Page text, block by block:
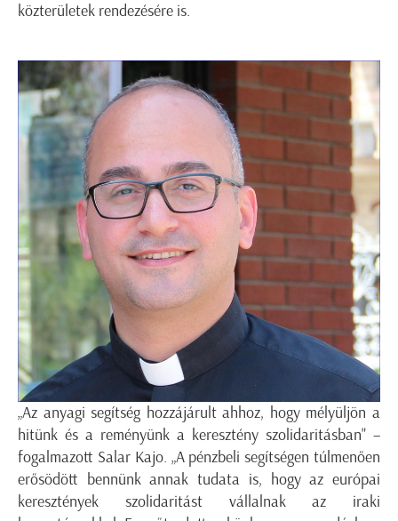
közterületek rendezésére is.
„Az anyagi segítség hozzájárult ahhoz, hogy mélyüljön a
hitünk és a reményünk a keresztény szolidaritásban" –
fogalmazott Salar Kajo. „A pénzbeli segítségen túlmenően
erősödött bennünk annak tudata is, hogy az európai
keresztények szolidaritást vállalnak az iraki